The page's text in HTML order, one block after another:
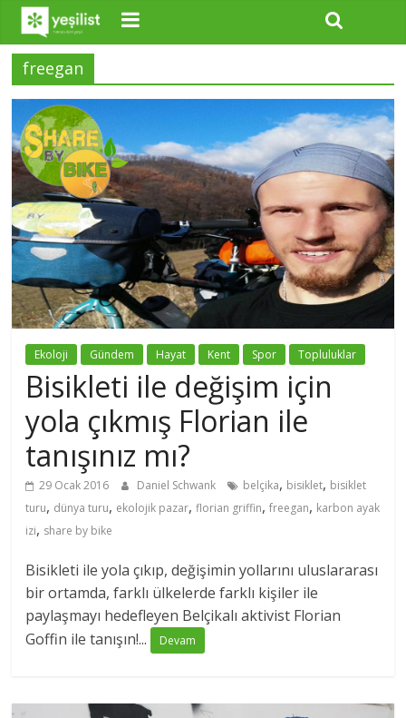
freegan
Ekoloji Gündem Hayat Kent Spor Topluluklar
Bisikleti ile değişim için
yola çıkmış Florian ile
tanışınız mı?
29 Ocak 2016 Daniel Schwank belçika, bisiklet, bisiklet
turu, dünya turu, ekolojik pazar,florian griffin,freegan, karbon ayak
izi, share by bike
Bisikleti ile yola çıkıp, değişimin yollarını uluslararası
bir ortamda, farklı ülkelerde farklı kişiler ile
paylaşmayı hedefleyen Belçikalı aktivist Florian
Goffin ile tanışın!...
Devam